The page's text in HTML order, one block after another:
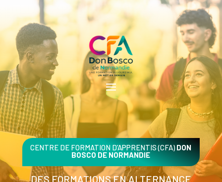
CENTRE DE FORMATION D’APPRENTIS (CFA)DON
BOSCO DE NORMANDIE
DES FORMATIONS EN ALTERNANCE